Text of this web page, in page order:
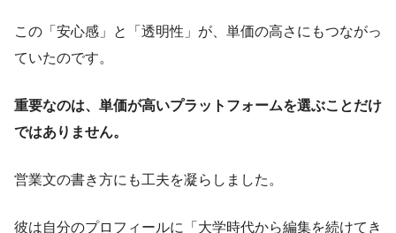
この「安心感」と「透明性」が、単価の高さにもつながっ
ていたのです。
重要なのは、単価が高いプラットフォームを選ぶことだけ
ではありません。
営業文の書き方にも工夫を凝らしました。
彼は自分のプロフィールに「大学時代から編集を続けてき